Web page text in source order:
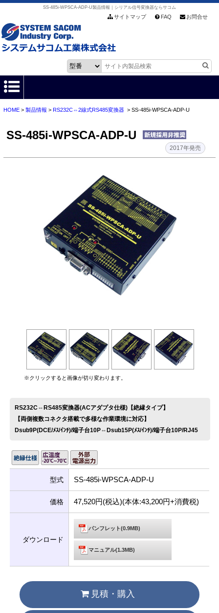
SS-485i-WPSCA-ADP-U製品情報｜シリアル信号変換器ならサコム
サイトマップ FAQ お問合せ
HOME
製品情報
各種ダウンロード
お客様サポート
会社情報
お問い合わせ
HOME> 製品情報 > RS232C⇔2線式RS485変換器> SS-485i-WPSCA-ADP-U
SS-485i-WPSCA-ADP-U
2017年発売
※クリックすると画像が切り変わります。
RS232C⇔RS485変換器(ACアダプタ仕様)【絶縁タイプ】
【両側複数コネクタ搭載で多様な作業環境に対応】
Dsub9P(DCE/ﾒｽ/ｲﾝﾁ)/端子台10P⇔Dsub15P(ﾒｽ/ｲﾝﾁ)/端子台10P/RJ45
型式 SS-485i-WPSCA-ADP-U
価格 47,520円(税込)(本体:43,200円+消費税)
ダウンロード
パンフレット(0.9MB)
マニュアル(1.3MB)
見積・購入